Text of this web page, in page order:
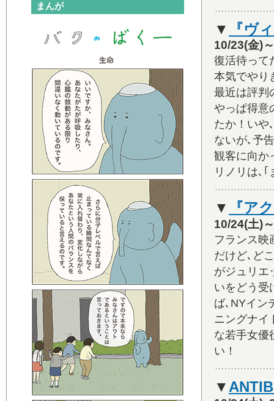
まんが
▼ 『ヴ
10/23(金)
復活待って
本気でやり
最近は評判
やっぱ得意
たか！いや
ないが､予
観客に向か
リノリは､
▼ 『ア
10/24(土)
フランス映
だけど､ど
がジュリエ
いをどう受
ば､NYイン
ニングナイ
な若手女優
い！
▼